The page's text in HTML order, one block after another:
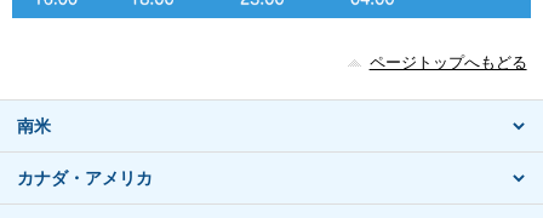
ページトップへもどる
南米
カナダ・アメリカ